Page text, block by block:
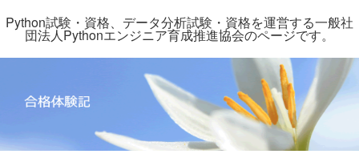
Python試験・資格、データ分析試験・資格を運営する一般社
団法人Pythonエンジニア育成推進協会のページです。